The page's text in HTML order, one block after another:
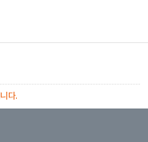
다.